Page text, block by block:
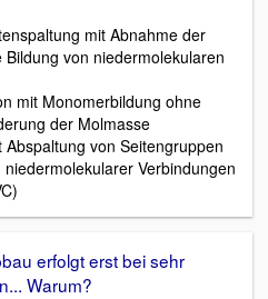
mit Abnahme der
Bildung von niedermolekularen
mit Monomerbildung ohne
der Molmasse
Abspaltung von Seitengruppen
Verbindungen
erfolgt erst bei sehr
Warum?